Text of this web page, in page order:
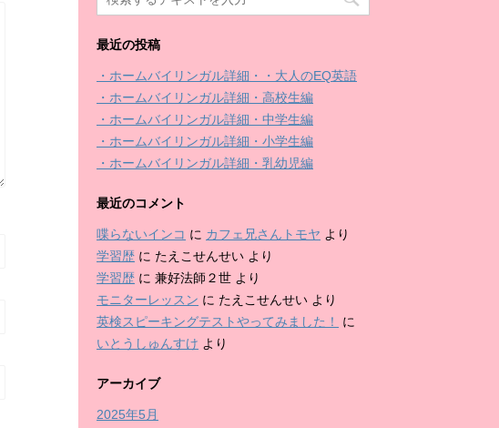
最近の投稿
・ホームバイリンガル詳細・・大人のEQ英語
・ホームバイリンガル詳細・高校生編
・ホームバイリンガル詳細・中学生編
・ホームバイリンガル詳細・小学生編
・ホームバイリンガル詳細・乳幼児編
最近のコメント
喋らないインコ に カフェ兄さんトモヤ より
学習歴 に たえこせんせい より
学習歴 に 兼好法師２世 より
モニターレッスン に たえこせんせい より
英検スピーキングテストやってみました！
に
いとうしゅんすけ より
アーカイブ
2025年5月